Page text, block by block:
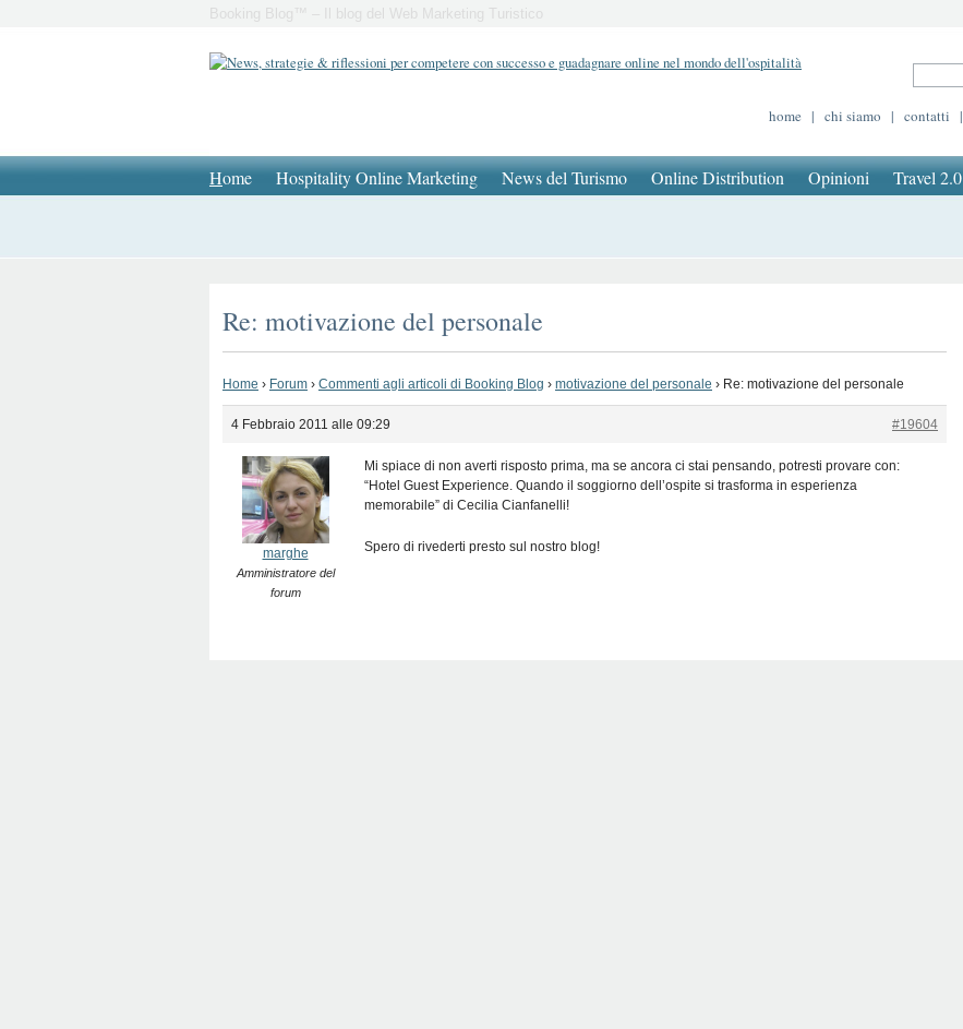
Booking Blog™ – Il blog del Web Marketing Turistico
home | chi siamo | contatti |
Home Hospitality Online Marketing News del Turismo Online Distribution Opinioni Travel 2.0
Re: motivazione del personale
Home › Forum › Commenti agli articoli di Booking Blog › motivazione del personale › Re: motivazione del personale
4 Febbraio 2011 alle 09:29 #19604
marghe
Amministratore del
forum
Mi spiace di non averti risposto prima, ma se ancora ci stai pensando, potresti provare con:
“Hotel Guest Experience. Quando il soggiorno dell’ospite si trasforma in esperienza
memorabile” di Cecilia Cianfanelli!
Spero di rivederti presto sul nostro blog!